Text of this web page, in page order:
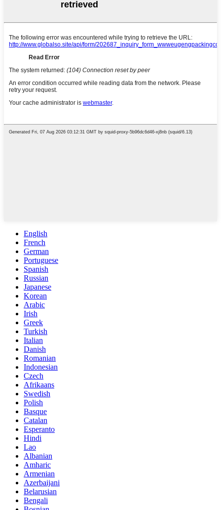
English
French
German
Portuguese
Spanish
Russian
Japanese
Korean
Arabic
Irish
Greek
Turkish
Italian
Danish
Romanian
Indonesian
Czech
Afrikaans
Swedish
Polish
Basque
Catalan
Esperanto
Hindi
Lao
Albanian
Amharic
Armenian
Azerbaijani
Belarusian
Bengali